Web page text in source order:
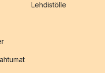
Lehdistölle